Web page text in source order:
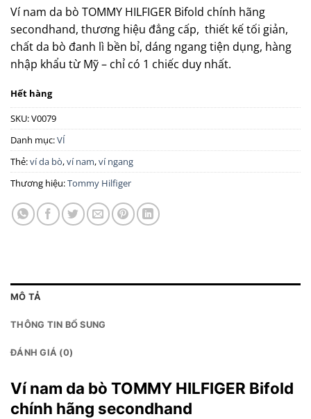
Ví nam da bò TOMMY HILFIGER Bifold chính hãng
secondhand, thương hiệu đẳng cấp, thiết kế tối giản,
chất da bò đanh lì bền bỉ, dáng ngang tiện dụng, hàng
nhập khẩu từ Mỹ – chỉ có 1 chiếc duy nhất.
Hết hàng
SKU:V0079
Danh mục:VÍ
Thẻ:ví da bò,ví nam,ví ngang
Thương hiệu:Tommy Hilfiger
MÔ TẢ
THÔNG TIN BỔ SUNG
ĐÁNH GIÁ (0)
Ví nam da bò TOMMY HILFIGER Bifold
chính hãng secondhand